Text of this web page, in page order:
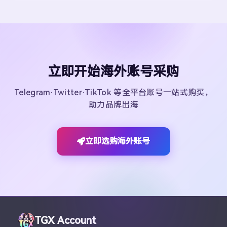
立即开始海外账号采购
Telegram·Twitter·TikTok 等全平台账号一站式购买，
助力品牌出海
立即选购海外账号
TGX Account